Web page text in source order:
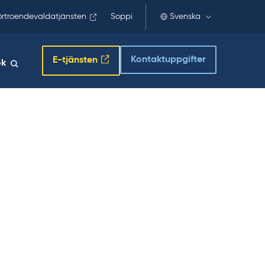
Soppi Svenska
E-tjänsten Kontaktuppgifter